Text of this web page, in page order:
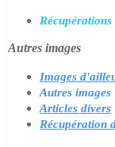
Autres images
Images
Autres images
Articles divers
Récupération